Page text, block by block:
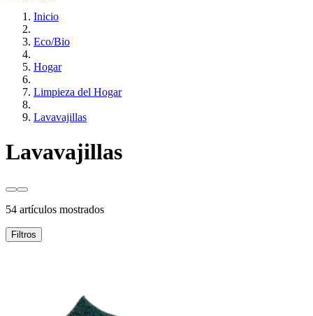
Inicio
Eco/Bio
Hogar
Limpieza del Hogar
Lavavajillas
Lavavajillas
54 artículos mostrados
Filtros